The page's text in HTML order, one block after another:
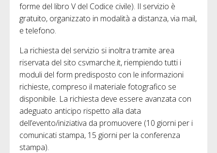
forme del libro V del Codice civile). Il servizio è
gratuito, organizzato in modalità a distanza, via mail,
e telefono.
La richiesta del servizio si inoltra tramite area
riservata del sito csvmarche.it, riempiendo tutti i
moduli del form predisposto con le informazioni
richieste, compreso il materiale fotografico se
disponibile. La richiesta deve essere avanzata con
adeguato anticipo rispetto alla data
dell’evento/iniziativa da promuovere (10 giorni per i
comunicati stampa, 15 giorni per la conferenza
stampa).